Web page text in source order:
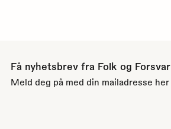
Få nyhetsbrev fra Folk og Forsvar
Meld deg på med din mailadresse her